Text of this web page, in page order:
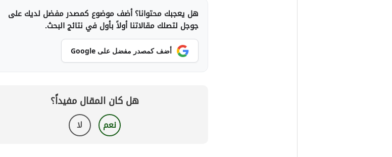
هل يعجبك محتوانا؟ أضف موضوع كمصدر مفضل لديك على
جوجل لتصلك مقالاتنا أولاً بأول في نتائج البحث.
أضف كمصدر مفضل على Google
هل كان المقال مفيداً؟
نعم لا